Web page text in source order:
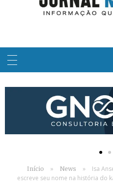
Início » News »
Isa
escreve seu nome na história do